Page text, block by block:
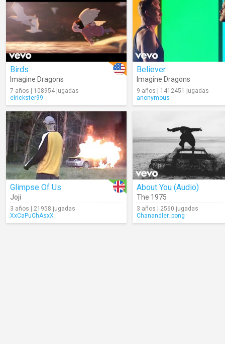
Birds
Imagine Dragons
7 años | 108954 jugadas
elrickster99
Believer
Imagine Dragons
9 años | 1412451 jugadas
anonymous
Glimpse Of Us
Joji
3 años | 21958 jugadas
XxCaPuChAsxX
About You (Audio)
The 1975
3 años | 2560 jugadas
Chanandler_bong